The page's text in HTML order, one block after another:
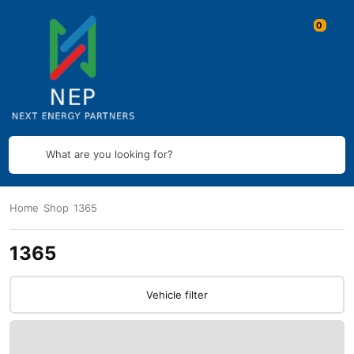
What are you looking for?
Home Shop 1365
1365
Vehicle filter